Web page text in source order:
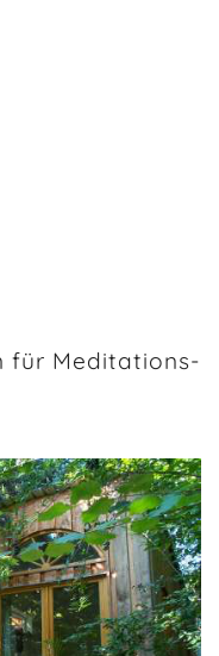
für Meditations-